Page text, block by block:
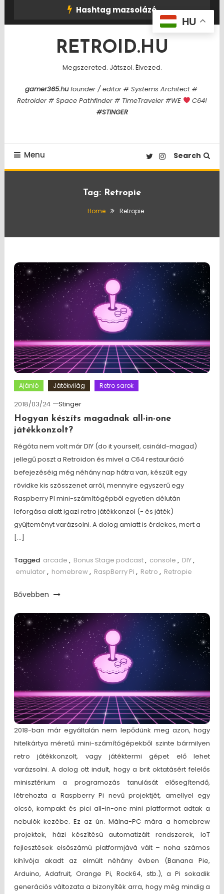
Hashtag mazsolázó
RETROID.HU
Megszereted. Játszol. Élvezed.
gamer365.hufounder / editor # Systems Architect #
Retroider # Space Pathfinder # TimeTraveler #WE
C64!
#STINGER
Menu Search
Tag: Retropie
Home Retropie
Ajánló Játékvilág Retro sarok
2018/03/24
Stinger
Hogyan készíts magadnak all-in-one
játékkonzolt?
Régóta nem volt már DIY (do it yourself, csináld-magad)
jellegű poszt a Retroidon és mivel a C64 restauráció
befejezéséig még néhány nap hátra van, készült egy
rövidke kis szösszenet arról, mennyire egyszerű egy
Raspberry PI mini-számítógépből egyetlen délután
leforgása alatt igazi retro játékkonzol (- és játék)
gyűjteményt varázsolni. A dolog amiatt is érdekes, mert a
[…]
Tagged arcade , Bonus Stage podcast, console , DIY,
emulator, homebrew, RaspBerry Pi , Retro , Retropie
Bővebben
2018-ban már egyáltalán nem lepődünk meg azon, hogy
hitelkártya méretű mini-számítógépekből szinte bármilyen
retro játékkonzolt, vagy játéktermi gépet elő lehet
varázsolni. A dolog ott indult, hogy a brit oktatásért felelős
minisztérium a programozás tanulását elősegítendő,
létrehozta a Raspberry Pi nevű projektjét, amellyel egy
olcsó, kompakt és pici all-in-one mini platformot adtak a
nebulók kezébe. Ez az ún. Málna-PC mára a homebrew
projektek, házi készítésű automatizált rendszerek, IoT
fejlesztések elsőszámú platformjává vált – noha számos
kihívója akadt az elmúlt néhány évben (Banana Pie,
Arduino, Adafruit, Orange Pi, Rock64, stb.), a Pi sokadik
generációs változata a bizonyíték arra, hogy még mindig a
HU